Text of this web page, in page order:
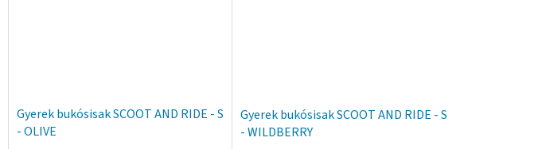
Gyerek bukósisak SCOOT AND RIDE - S
- OLIVE
Gyerek bukósisak SCOOT AND RIDE - S
- WILDBERRY